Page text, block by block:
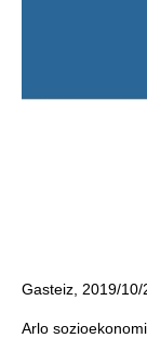
Gasteiz, 2019/
Arlo